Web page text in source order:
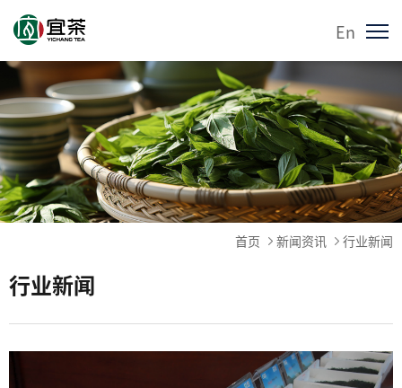
En
首页 新闻资讯 行业新闻
行业新闻